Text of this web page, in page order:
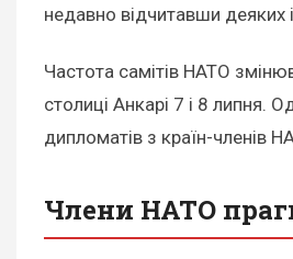
недавно відчитавши деяких
Частота самітів НАТО
столиці Анкарі 7 і 8 липня.
дипломатів з країн-членів
Члени НАТО